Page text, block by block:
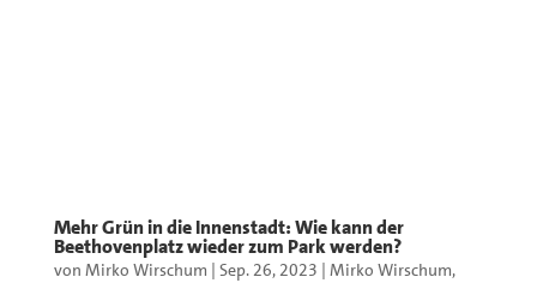
Mehr Grün in die Innenstadt: Wie kann der
Beethovenplatz wieder zum Park werden?
von Mirko Wirschum | Sep. 26, 2023 | Mirko Wirschum,